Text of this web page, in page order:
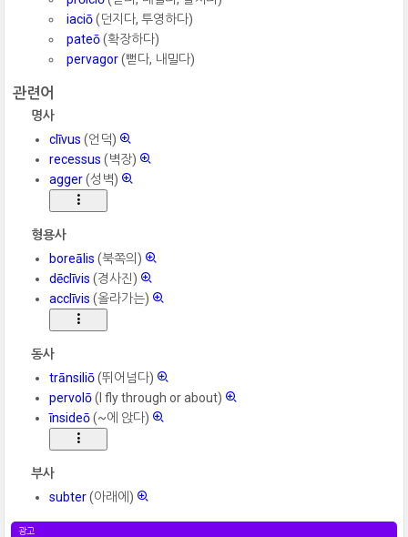
iaciō(던지다, 투영하다)
pateō(확장하다)
pervagor(뻗다, 내밀다)
관련어
명사
clīvus (언덕)
recessus (벽장)
agger(성벽)
형용사
boreālis (북쪽의)
dēclīvis (경사진)
acclīvis (올라가는)
동사
trānsiliō(뛰어넘다)
pervolō(I fly through or about)
īnsideō(~에 앉다)
부사
subter(아래에)
광고